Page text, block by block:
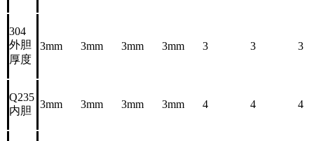
304
外胆
厚度
3mm 3mm 3mm 3mm 3 3 3
Q235
内胆
3mm 3mm 3mm 3mm 4 4 4